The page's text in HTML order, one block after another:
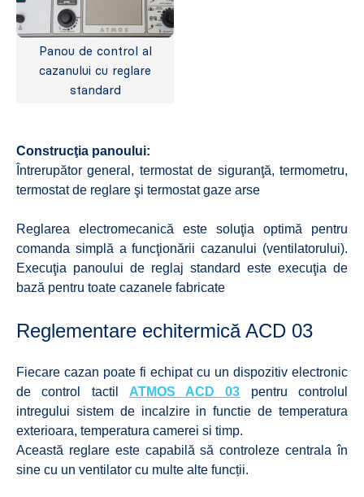
Panou de control al
cazanului cu reglare
standard
Construcţia panoului:
Întrerupător general, termostat de siguranţă, termometru,
termostat de reglare şi termostat gaze arse
Reglarea electromecanică este soluţia optimă pentru
comanda simplă a funcţionării cazanului (ventilatorului).
Execuţia panoului de reglaj standard este execuţia de
bază pentru toate cazanele fabricate
Reglementare echitermică ACD 03
Fiecare cazan poate fi echipat cu un dispozitiv electronic
de control tactil ATMOS ACD 03 pentru controlul
intregului sistem de incalzire in functie de temperatura
exterioara, temperatura camerei si timp.
Această reglare este capabilă să controleze centrala în
sine cu un ventilator cu multe alte funcții.